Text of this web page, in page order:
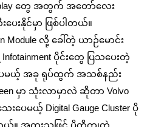
တွေ အတွက် အတော်လေး
ေးနိုင်မှာ ဖြစ်ပါတယ်။
Module လို့ ခေါ်တဲ့ ယာဉ်မောင်း
ပိုင်းတွေ ပြသပေးတဲ့
ပေမယ့် အခု ရုပ်ထွက် အသစ်နည်း
မှာ သုံးလာမှာလဲ ဆိုတာ Volvo
ေမယ့် Digital Gauge Cluster ပို